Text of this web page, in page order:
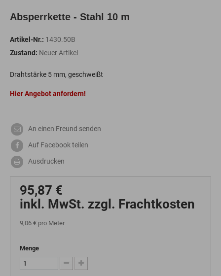
Absperrkette - Stahl 10 m
Artikel-Nr.: 1430.50B
Zustand: Neuer Artikel
Drahtstärke 5 mm, geschweißt
Hier Angebot anfordern!
An einen Freund senden
Auf Facebook teilen
Ausdrucken
95,87 €
inkl. MwSt. zzgl. Frachtkosten
9,06 € pro Meter
Menge